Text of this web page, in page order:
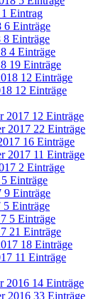
1 Eintrag
6 Einträge
8 Einträge
4 Einträge
19 Einträge
12 Einträge
12 Einträge
2017 12 Einträge
2017 22 Einträge
16 Einträge
2017 11 Einträge
2 Einträge
5 Einträge
9 Einträge
5 Einträge
5 Einträge
21 Einträge
18 Einträge
11 Einträge
2016 14 Einträge
2016 33 Einträge